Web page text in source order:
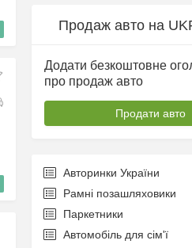
Продаж авто на
Додати безкоштовне
про продаж авто
Продати авто
Авторинки України
Рамні позашляховики
Паркетники
Автомобіль для сім'ї